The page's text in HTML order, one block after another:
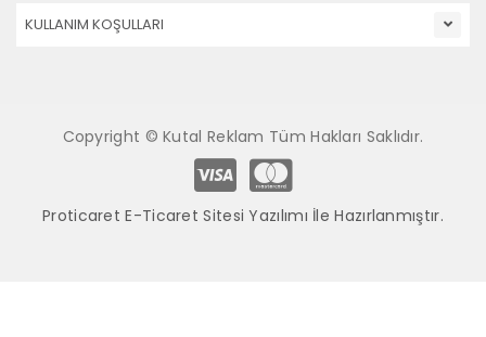
KULLANIM KOŞULLARI
Copyright © Kutal Reklam Tüm Hakları Saklıdır.
Proticaret E-Ticaret Sitesi Yazılımı İle Hazırlanmıştır.